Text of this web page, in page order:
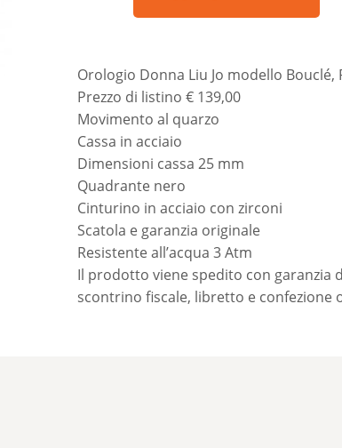
Orologio Donna Liu Jo modello Bouclé,
Prezzo di listino € 139,00
Movimento al quarzo
Cassa in acciaio
Dimensioni cassa 25 mm
Quadrante nero
Cinturino in acciaio con zirconi
Scatola e garanzia originale
Resistente all’acqua 3 Atm
Il prodotto viene spedito con garanzia
scontrino fiscale, libretto e confezione